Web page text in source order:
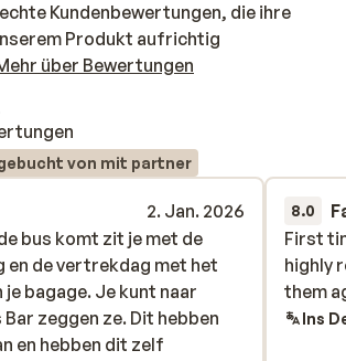
Kundenbewertungen, die ihre
Produkt aufrichtig
über Bewertungen
von mit partner
2. Jan. 2026
bus komt zit je met de
en de vertrekdag met het
je bagage. Je kunt naar
zeggen ze. Dit hebben
en hebben dit zelf
bus komt zit je met de
en de vertrekdag met het
je bagage. Je kunt naar
zeggen ze. Dit hebben
en hebben dit zelf
8.0
First
highly
them
First
highly
them
Ins